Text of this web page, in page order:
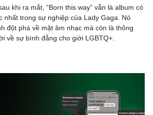
khi ra mắt, “Born this way” vẫn là album có
nhất trong sự nghiệp của Lady Gaga. Nó
đột phá về mặt âm nhạc mà còn là thông
về sự bình đẳng cho giới LGBTQ+.